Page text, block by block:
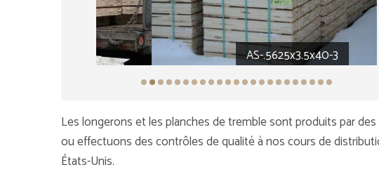
AS-.5625x3.5x40-3
Les longerons et les planches de tremble sont produits par
ou effectuons des contrôles de qualité à nos cours de
États-Unis.